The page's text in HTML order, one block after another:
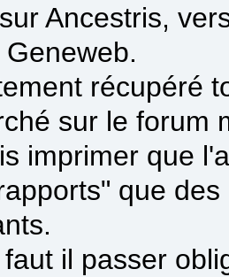
Ancestris,
récupéré
sur le forum
imprimer que
que
il passer